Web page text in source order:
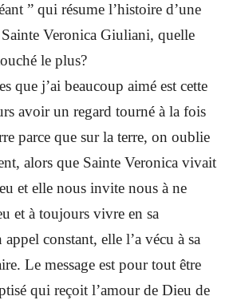
” qui résume l’histoire d’une
Sainte Veronica Giuliani, quelle
le plus?
que j’ai beaucoup aimé est cette
avoir un regard tourné à la fois
parce que sur la terre, on oublie
alors que Sainte Veronica vivait
et elle nous invite nous à ne
et à toujours vivre en sa
appel constant, elle l’a vécu à sa
Le message est pour tout être
qui reçoit l’amour de Dieu de